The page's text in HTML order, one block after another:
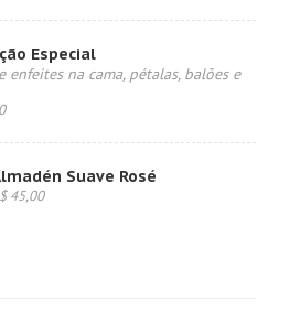
Especial
enfeites na cama, pétalas, balões e
Suave Rosé
45,00